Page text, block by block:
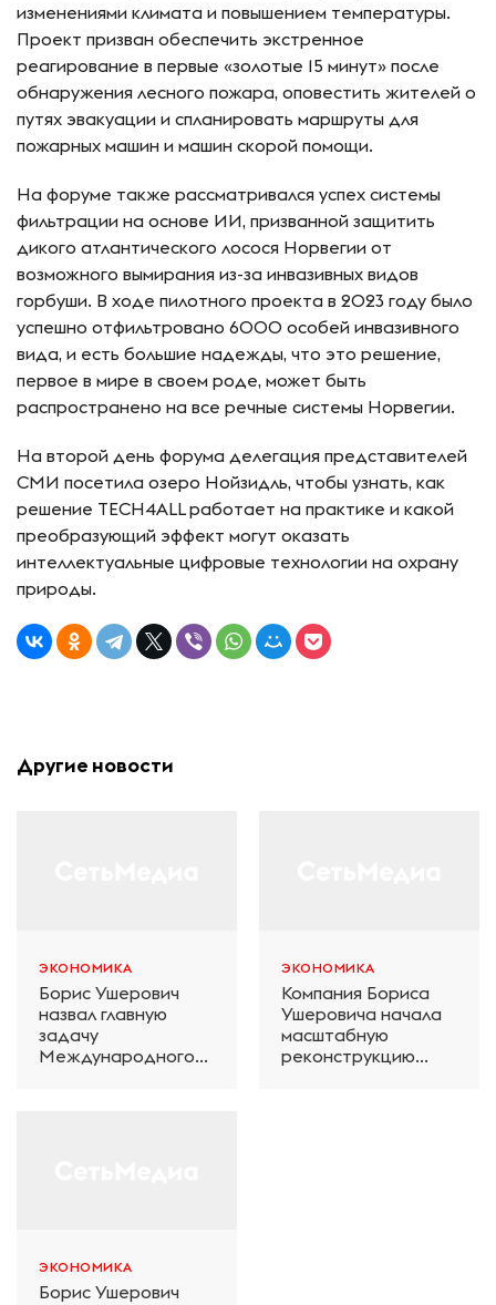
изменениями климата и повышением температуры.
Проект призван обеспечить экстренное
реагирование в первые «золотые 15 минут» после
обнаружения лесного пожара, оповестить жителей о
путях эвакуации и спланировать маршруты для
пожарных машин и машин скорой помощи.
На форуме также рассматривался успех системы
фильтрации на основе ИИ, призванной защитить
дикого атлантического лосося Норвегии от
возможного вымирания из-за инвазивных видов
горбуши. В ходе пилотного проекта в 2023 году было
успешно отфильтровано 6000 особей инвазивного
вида, и есть большие надежды, что это решение,
первое в мире в своем роде, может быть
распространено на все речные системы Норвегии.
На второй день форума делегация представителей
СМИ посетила озеро Нойзидль, чтобы узнать, как
решение TECH4ALL работает на практике и какой
преобразующий эффект могут оказать
интеллектуальные цифровые технологии на охрану
природы.
Другие новости
ЭКОНОМИКА
Борис Ушерович
назвал главную
задачу
Международного
ЭКОНОМИКА
Компания Бориса
Ушеровича начала
масштабную
реконструкцию
ЭКОНОМИКА
Борис Ушерович